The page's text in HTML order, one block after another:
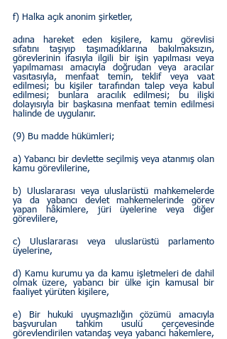
f) Halka açık anonim şirketler,
adına hareket eden kişilere, kamu görevlisi
sıfatını taşıyıp taşımadıklarına bakılmaksızın,
görevlerinin ifasıyla ilgili bir işin yapılması veya
yapılmaması amacıyla doğrudan veya aracılar
vasıtasıyla, menfaat temin, teklif veya vaat
edilmesi; bu kişiler tarafından talep veya kabul
edilmesi; bunlara aracılık edilmesi; bu ilişki
dolayısıyla bir başkasına menfaat temin edilmesi
halinde de uygulanır.
(9) Bu madde hükümleri;
a) Yabancı bir devlette seçilmiş veya atanmış olan
kamu görevlilerine,
b) Uluslararası veya uluslarüstü mahkemelerde
ya da yabancı devlet mahkemelerinde görev
yapan hâkimlere, jüri üyelerine veya diğer
görevlilere,
c) Uluslararası veya uluslarüstü parlamento
üyelerine,
d) Kamu kurumu ya da kamu işletmeleri de dahil
olmak üzere, yabancı bir ülke için kamusal bir
faaliyet yürüten kişilere,
e) Bir hukuki uyuşmazlığın çözümü amacıyla
başvurulan tahkim usulü çerçevesinde
görevlendirilen vatandaş veya yabancı hakemlere,